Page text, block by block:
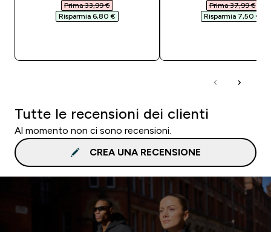
Prima 33,99 €‎
Risparmia 6,80 €‎
Prima 37,99 €‎
Risparmia 7,50 €‎
Tutte le recensioni dei clienti
Al momento non ci sono recensioni.
CREA UNA RECENSIONE